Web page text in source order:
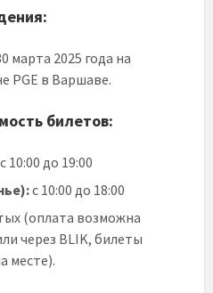
марта 2025 года на
PGE в Варшаве.
билетов:
с 10:00 до 19:00
с 10:00 до 18:00
(оплата возможна
через BLIK, билеты
месте).